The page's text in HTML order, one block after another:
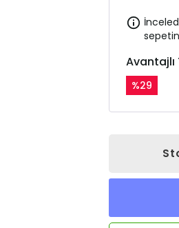
%29